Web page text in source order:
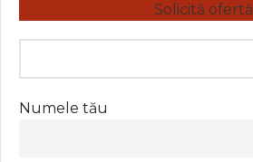
Solicită ofertă
Numele tău